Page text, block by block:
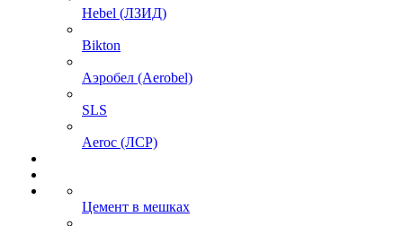
Hebel (ЛЗИД)
Bikton
Аэробел (Aerobel)
SLS
Aeroc (ЛСР)
Цемент в мешках